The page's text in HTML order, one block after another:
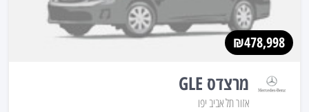
₪478,998
מרצדס GLE
אזור תל אביב יפו